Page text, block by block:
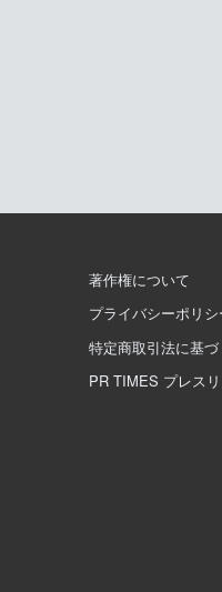
著作権について
プライバシーポリ
特定商取引法に基
PR TIMES プレス